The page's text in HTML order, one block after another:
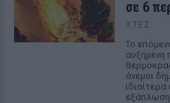
σε 6
ΧΤΕΣ
Το
αυξημένη
άνεμοι
εξάπλωση